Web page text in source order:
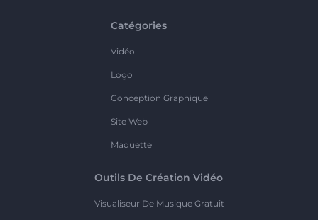
Catégories
Vidéo
Logo
Conception Graphique
Site Web
Maquette
Outils De Création Vidéo
Visualiseur De Musique Gratuit